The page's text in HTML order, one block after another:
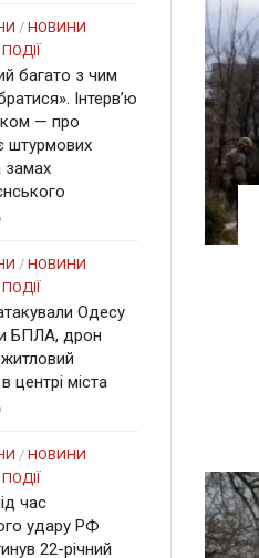
/ НОВИНИ
ПОДІЇ
багато з чим
Інтерв’ю
— про
штурмових
замах
/ НОВИНИ
ПОДІЇ
Одесу
БПЛА, дрон
центрі міста
/ НОВИНИ
ПОДІЇ
час
удару РФ
22-річний